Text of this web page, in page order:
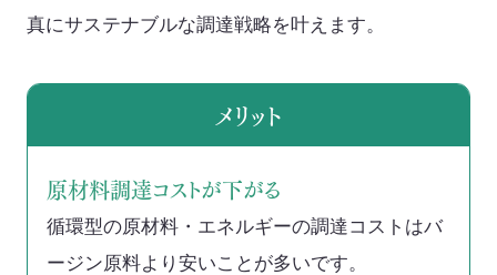
サステナビリティ教育・研修
SEA(Sustainable Executive Alliance)
持続可能なまちづくり
真にサステナブルな調達戦略を叶えます。
メリット
原材料調達コストが下がる
循環型の原材料・エネルギーの調達コストはバ
ージン原料より安いことが多いです。